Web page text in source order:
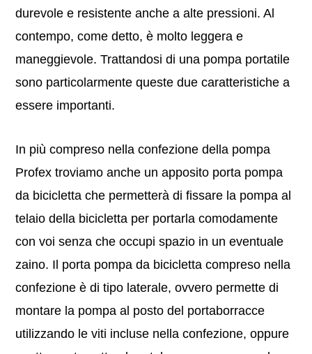
durevole e resistente anche a alte pressioni. Al
contempo, come detto, è molto leggera e
maneggievole. Trattandosi di una pompa portatile
sono particolarmente queste due caratteristiche a
essere importanti.
In più compreso nella confezione della pompa
Profex troviamo anche un apposito porta pompa
da bicicletta che permetterà di fissare la pompa al
telaio della bicicletta per portarla comodamente
con voi senza che occupi spazio in un eventuale
zaino. Il porta pompa da bicicletta compreso nella
confezione è di tipo laterale, ovvero permette di
montare la pompa al posto del portaborracce
utilizzando le viti incluse nella confezione, oppure